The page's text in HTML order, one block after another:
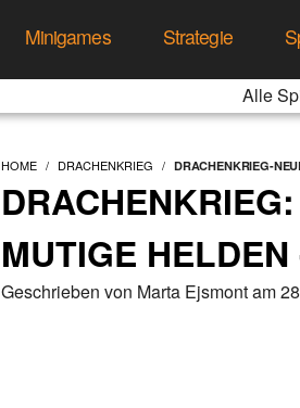
Minigames Strategie
Alle
HOME DRACHENKRIEG DRACHENKRIEG-
MUTIGE
Geschrieben von Marta Ejsmont am